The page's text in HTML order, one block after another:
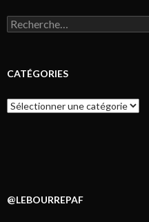
Rechercher :
CATÉGORIES
Catégories
@LEBOURREPAF